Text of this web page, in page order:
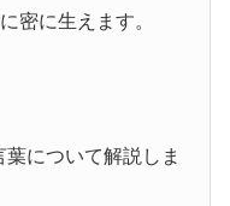
密に生えます。
葉について解説しま